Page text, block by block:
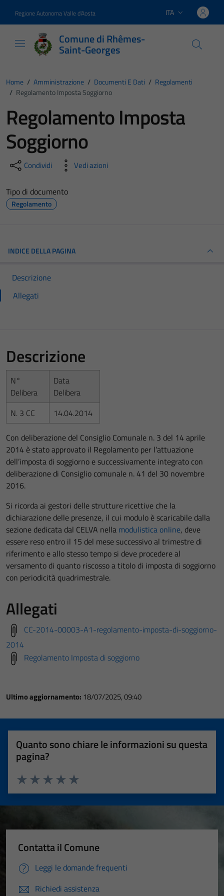
Regione Autonoma Valle d'Aosta Lingua attiva:
ITA
Comune di Rhêmes-
Saint-Georges
Home / Amministrazione / Documenti E Dati / Regolamenti
/ Regolamento Imposta Soggiorno
Regolamento Imposta
Soggiorno
Condividi Vedi azioni
Tipo di documento
Regolamento
INDICE DELLA PAGINA
Descrizione
Allegati
Descrizione
N°
Delibera
Data
Delibera
N. 3 CC
14.04.2014
Con deliberazione del Consiglio Comunale n. 3 del 14 aprile
2014 è stato approvato il Regolamento per l’attuazione
dell’imposta di soggiorno e successivamente integrato con
deliberazione di Consiglio comunale n. 41 del 30 novembre
2016.
Si ricorda ai gestori delle strutture ricettive che la
dichiarazione delle presenze, il cui modulo è scaricabile dalla
sezione dedicata dal CELVA nella modulistica online, deve
essere reso entro il 15 del mese successivo al trimestre di
riferimento e allo stesso tempo si deve procedere al
versamento di quanto riscosso a titolo di imposta di soggiorno
con periodicità quadrimestrale.
Allegati
CC-2014-00003-A1-regolamento-imposta-di-soggiorno-
2014
Regolamento Imposta di soggiorno
Ultimo aggiornamento: 18/07/2025, 09:40
Quanto sono chiare le informazioni su questa
pagina?
Valuta 5 stelle su 5
Valuta 4 stelle su 5
Valuta 3 stelle su 5
Valuta 2 stelle su 5
Valuta 1 stelle su 5
Contatta il Comune
Leggi le domande frequenti
Richiedi assistenza